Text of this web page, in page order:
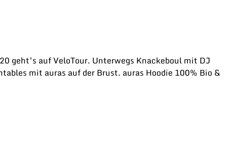
geht’s auf VeloTour. Unterwegs Knackeboul mit DJ
mit auras auf der Brust. auras Hoodie 100% Bio &